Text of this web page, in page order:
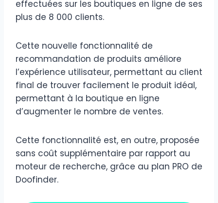
effectuées sur les boutiques en ligne de ses
plus de 8 000 clients.
Cette nouvelle fonctionnalité de
recommandation de produits améliore
l’expérience utilisateur, permettant au client
final de trouver facilement le produit idéal,
permettant à la boutique en ligne
d’augmenter le nombre de ventes.
Cette fonctionnalité est, en outre, proposée
sans coût supplémentaire par rapport au
moteur de recherche, grâce au plan PRO de
Doofinder.